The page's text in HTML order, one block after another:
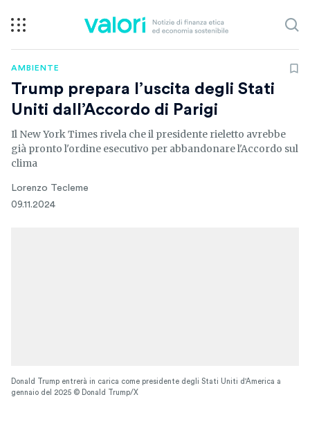
AMBIENTE
Trump prepara l’uscita degli Stati
Uniti dall’Accordo di Parigi
Il New York Times rivela che il presidente rieletto avrebbe
già pronto l'ordine esecutivo per abbandonare l'Accordo sul
clima
Lorenzo Tecleme
09.11.2024
Donald Trump entrerà in carica come presidente degli Stati Uniti d'America a
gennaio del 2025 © Donald Trump/X